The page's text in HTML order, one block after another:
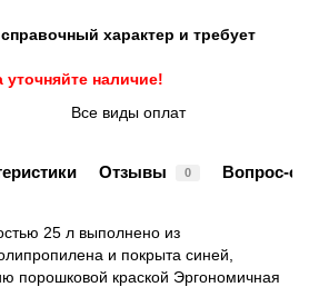
характер и требует
уточняйте наличие!
Все виды оплат
Отзывы 0 Вопрос-
25 л выполнено из
и покрыта синей,
порошковой краской Эргономичная